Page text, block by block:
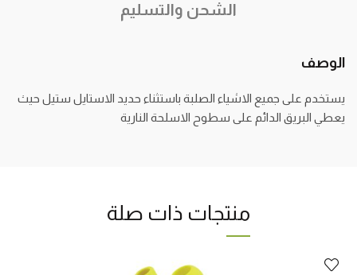
الشحن والتسليم
الوصف
يستخدم على جميع الاشياء الصلبة باستثناء حديد الاستايل ستيل حيث
يعطي البريق الدائم على سطوح الاسلحة النارية
منتجات ذات صلة